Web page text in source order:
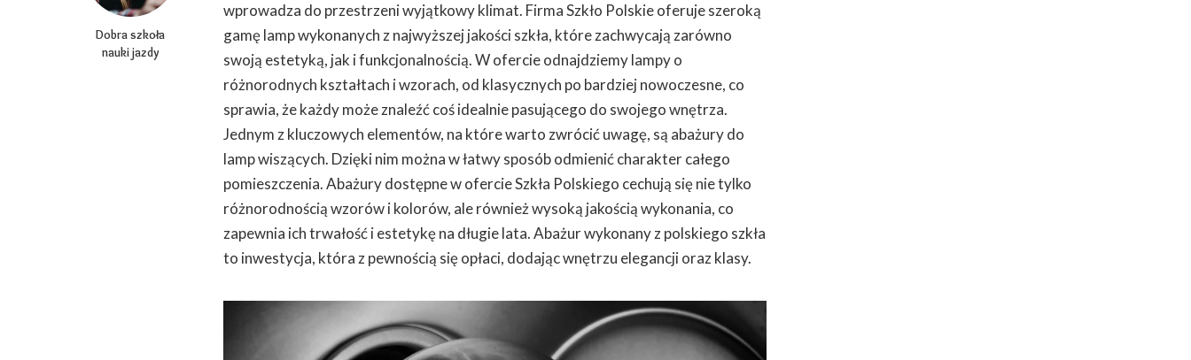
Dobra szkoła
nauki jazdy
wprowadza do przestrzeni wyjątkowy klimat. Firma Szkło Polskie oferuje szeroką
gamę lamp wykonanych z najwyższej jakości szkła, które zachwycają zarówno
swoją estetyką, jak i funkcjonalnością. W ofercie odnajdziemy lampy o
różnorodnych kształtach i wzorach, od klasycznych po bardziej nowoczesne, co
sprawia, że każdy może znaleźć coś idealnie pasującego do swojego wnętrza.
Jednym z kluczowych elementów, na które warto zwrócić uwagę, są abażury do
lamp wiszących. Dzięki nim można w łatwy sposób odmienić charakter całego
pomieszczenia. Abażury dostępne w ofercie Szkła Polskiego cechują się nie tylko
różnorodnością wzorów i kolorów, ale również wysoką jakością wykonania, co
zapewnia ich trwałość i estetykę na długie lata. Abażur wykonany z polskiego szkła
to inwestycja, która z pewnością się opłaci, dodając wnętrzu elegancji oraz klasy.